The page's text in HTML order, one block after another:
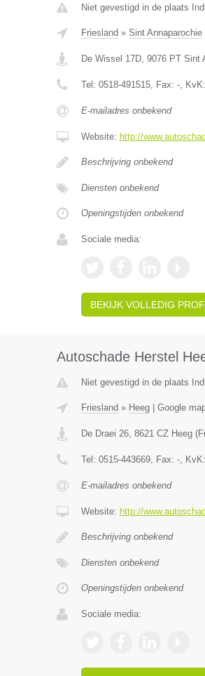
Niet gevestigd in de plaats
Friesland » Sint Annaparochie|
De Wissel 17D, 9076 PT Sint
Tel: 0518-491515, Fax: -, KvK:
E-mailadres onbekend
Website: http://
Beschrijving onbekend
Diensten onbekend
Openingstijden onbekend
Sociale media:
BEKIJK VOLLEDIG
Autoschade Herstel
Niet gevestigd in de plaats
Friesland » Heeg| Google
De Draei 26, 8621 CZ Heeg(
Tel: 0515-443669, Fax: -, KvK:
E-mailadres onbekend
Website: http://
Beschrijving onbekend
Diensten onbekend
Openingstijden onbekend
Sociale media: